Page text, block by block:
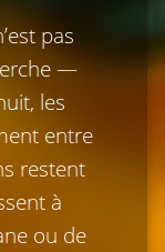
pas
—
les
entre
restent
à
ou de